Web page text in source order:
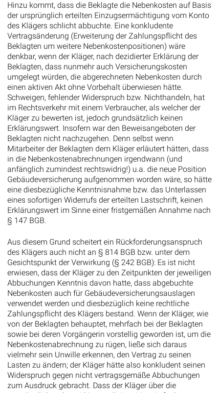
Hinzu kommt, dass die Beklagte die Nebenkosten auf Basis
der ursprünglich erteilten Einzugsermächtigung vom Konto
des Klägers schlicht abbuchte. Eine konkludente
Vertragsänderung (Erweiterung der Zahlungspflicht des
Beklagten um weitere Nebenkostenpositionen) wäre
denkbar, wenn der Kläger, nach dezidierter Erklärung der
Beklagten, dass nunmehr auch Versicherungskosten
umgelegt würden, die abgerechneten Nebenkosten durch
einen aktiven Akt ohne Vorbehalt überwiesen hätte.
Schweigen, fehlender Widerspruch bzw. Nichthandeln, hat
im Rechtsverkehr mit einem Verbraucher, als welcher der
Kläger zu bewerten ist, jedoch grundsätzlich keinen
Erklärungswert. Insofern war den Beweisangeboten der
Beklagten nicht nachzugehen. Denn selbst wenn
Mitarbeiter der Beklagten dem Kläger erläutert hätten, dass
in die Nebenkostenabrechnungen irgendwann (und
anfänglich zumindest rechtswidrig!) u.a. die neue Position
Gebäudeversicherung aufgenommen worden wäre, so hätte
eine diesbezügliche Kenntnisnahme bzw. das Unterlassen
eines sofortigen Widerrufs der erteilten Lastschrift, keinen
Erklärungswert im Sinne einer fristgemäßen Annahme nach
§ 147 BGB.
Aus diesem Grund scheitert ein Rückforderungsanspruch
des Klägers auch nicht an § 814 BGB bzw. unter dem
Gesichtspunkt der Verwirkung (§ 242 BGB): Es ist nicht
erwiesen, dass der Kläger zu den Zeitpunkten der jeweiligen
Abbuchungen Kenntnis davon hatte, dass abgebuchte
Nebenkosten auch für Gebäudeversicherungsauslagen
verwendet werden und diesbezüglich keine rechtliche
Zahlungspflicht des Klägers bestand. Wenn der Kläger, wie
von der Beklagten behauptet, mehrfach bei der Beklagten
sowie bei deren Vorgängerin vorstellig geworden ist, um die
Nebenkostenabrechnung zu rügen, ließe sich daraus
vielmehr sein Unwille erkennen, den Vertrag zu seinen
Lasten zu ändern; der Kläger hätte also konkludent seinen
Widerspruch gegen nicht vertragsgemäße Abbuchungen
zum Ausdruck gebracht. Dass der Kläger über die